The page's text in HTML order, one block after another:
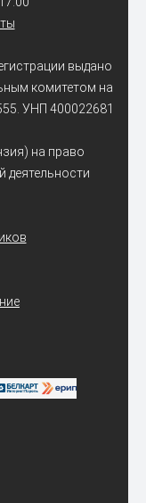
выдано
комитетом на
УНП 400022681
на право
деятельности